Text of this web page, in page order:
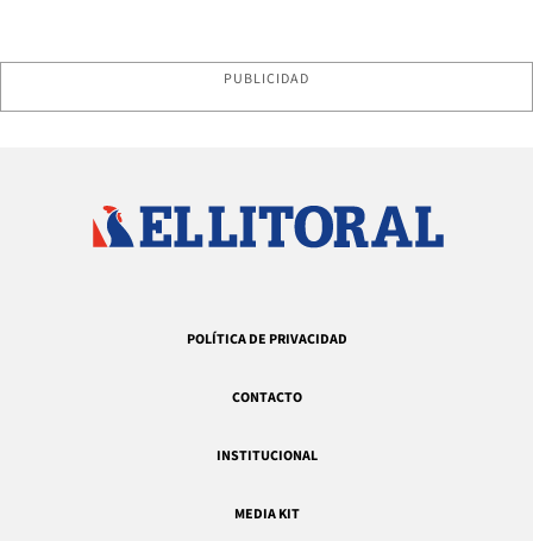
PUBLICIDAD
POLÍTICA DE PRIVACIDAD
CONTACTO
INSTITUCIONAL
MEDIA KIT